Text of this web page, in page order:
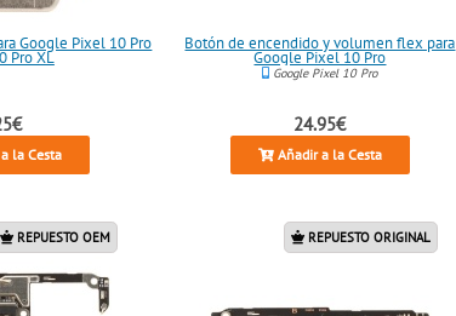
Google Pixel 10 Pro
Pro XL
la Cesta
Botón de encendido y volumen flex para
Google Pixel 10 Pro
Google Pixel 10 Pro
24.95€
Añadir a la Cesta
REPUESTO OEM REPUESTO ORIGINAL